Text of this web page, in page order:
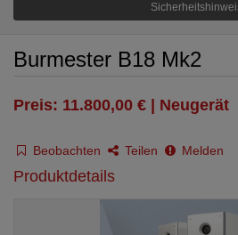
Burmester B18 Mk2
Preis: 11.800,00 € | Neugerät
Beobachten Teilen Melden
Produktdetails